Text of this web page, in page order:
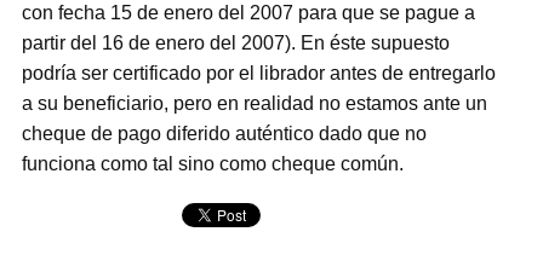
con fecha 15 de enero del 2007 para que se pague a
partir del 16 de enero del 2007). En éste supuesto
podría ser certificado por el librador antes de entregarlo
a su beneficiario, pero en realidad no estamos ante un
cheque de pago diferido auténtico dado que no
funciona como tal sino como cheque común.